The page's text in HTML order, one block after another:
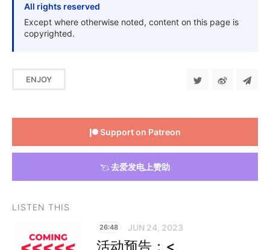
All rights reserved
Except where otherwise noted, content on this page is
copyrighted.
ENJOY
Support on Patreon
去爱发电上赞助
LISTEN THIS
26:48 JUN 24, 2023
活动预告：<